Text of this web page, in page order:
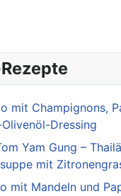
Waldseehalle
mit Champignons,
Dressing
Yam Gung –
mit
mit Mandeln und